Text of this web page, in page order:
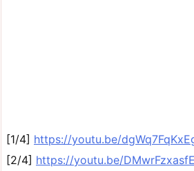
[1/4] https://youtu.be/
[2/4] https://youtu.be/DMwrFzxasfE